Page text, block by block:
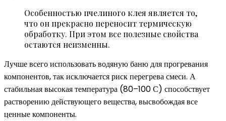
Особенностью пчелиного клея является то,
что он прекрасно переносит термическую
обработку. При этом все полезные свойства
остаются неизменны.
Лучше всего использовать водяную баню для прогревания
компонентов, так исключается риск перегрева смеси. А
стабильная высокая температура (80–100 С) способствует
растворению действующего вещества, высвобождая все
ценные компоненты.